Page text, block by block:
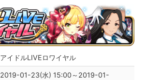
アイドルLIVEロワイヤル
2019-01-23(水) 15:00～2019-01-